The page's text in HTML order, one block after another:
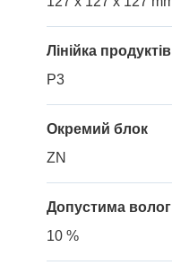
Лінійка продуктів
P3
Окремий блок
ZN
Допустима
10 %